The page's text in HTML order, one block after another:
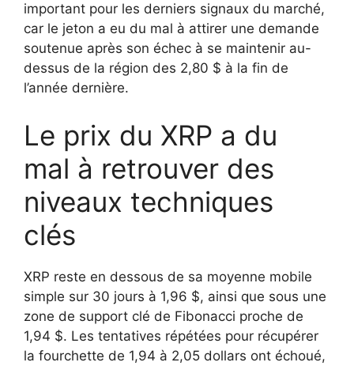
important pour les derniers signaux du marché,
car le jeton a eu du mal à attirer une demande
soutenue après son échec à se maintenir au-
dessus de la région des 2,80 $ à la fin de
l’année dernière.
Le prix du XRP a du
mal à retrouver des
niveaux techniques
clés
XRP reste en dessous de sa moyenne mobile
simple sur 30 jours à 1,96 $, ainsi que sous une
zone de support clé de Fibonacci proche de
1,94 $. Les tentatives répétées pour récupérer
la fourchette de 1,94 à 2,05 dollars ont échoué,